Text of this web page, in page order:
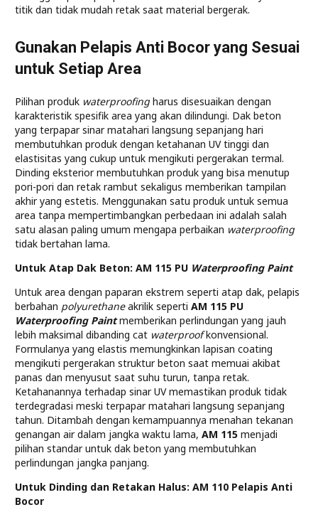
titik dan tidak mudah retak saat material bergerak.
Gunakan Pelapis Anti Bocor yang Sesuai
untuk Setiap Area
Pilihan produk waterproofingharus disesuaikan dengan
karakteristik spesifik area yang akan dilindungi. Dak beton
yang terpapar sinar matahari langsung sepanjang hari
membutuhkan produk dengan ketahanan UV tinggi dan
elastisitas yang cukup untuk mengikuti pergerakan termal.
Dinding eksterior membutuhkan produk yang bisa menutup
pori-pori dan retak rambut sekaligus memberikan tampilan
akhir yang estetis. Menggunakan satu produk untuk semua
area tanpa mempertimbangkan perbedaan ini adalah salah
satu alasan paling umum mengapa perbaikan waterproofing
tidak bertahan lama.
Untuk Atap Dak Beton: AM 115 PU Waterproofing Paint
Untuk area dengan paparan ekstrem seperti atap dak, pelapis
berbahan polyurethaneakrilik seperti AM 115 PU
Waterproofing Paintmemberikan perlindungan yang jauh
lebih maksimal dibanding cat waterproofkonvensional.
Formulanya yang elastis memungkinkan lapisan coating
mengikuti pergerakan struktur beton saat memuai akibat
panas dan menyusut saat suhu turun, tanpa retak.
Ketahanannya terhadap sinar UV memastikan produk tidak
terdegradasi meski terpapar matahari langsung sepanjang
tahun. Ditambah dengan kemampuannya menahan tekanan
genangan air dalam jangka waktu lama, AM 115 menjadi
pilihan standar untuk dak beton yang membutuhkan
perlindungan jangka panjang.
Untuk Dinding dan Retakan Halus: AM 110 Pelapis Anti
Bocor